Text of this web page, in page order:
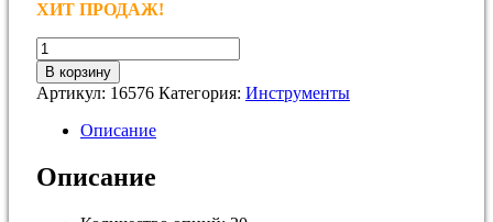
ХИТ ПРОДАЖ!
Количество
товара
Мультитул
Xiaomi
Houhuo
(HU0254)
В корзину
Артикул: 16576 Категория: Инструменты
Описание
Описание